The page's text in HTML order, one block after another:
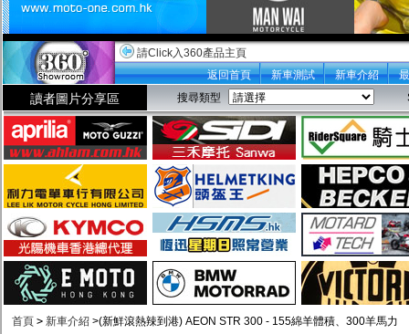
請Click入360產品主頁
返回首頁
新車測試 新車介紹
讀者圖片分享區 搜尋類型
首頁 > 新車介紹 >(新鮮滾熱辣到港) AEON STR 300 - 155綿羊體積、300羊馬力